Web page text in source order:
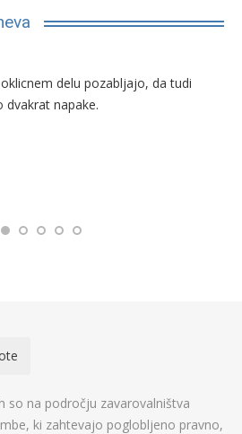
delu pozabljajo, da tudi
dvakrat napake.
so na področju zavarovalništva
ki zahtevajo poglobljeno pravno,